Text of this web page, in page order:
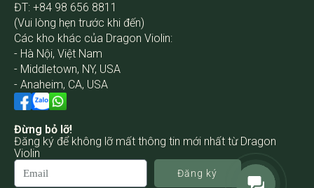
ĐT: +84 98 656 8811
(Vui lòng hẹn trước khi đến)
Các kho khác của Dragon Violin:
- Hà Nội, Việt Nam
- Middletown, NY, USA
- Anaheim, CA, USA
Đừng bỏ lỡ!
Đăng ký để không lỡ mất thông tin mới nhất từ Dragon
Violin
Đăng ký